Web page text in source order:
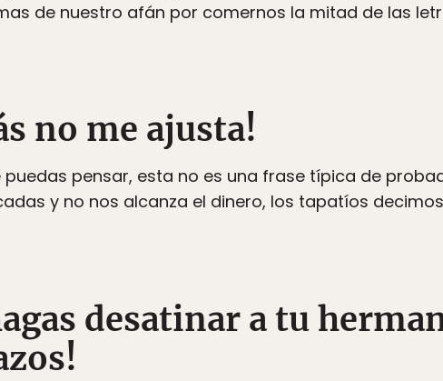
de nuestro afán por comernos la mitad de las
no me ajusta!
puedas pensar, esta no es una frase típica de
y no nos alcanza el dinero, los tapatíos
desatinar a tu